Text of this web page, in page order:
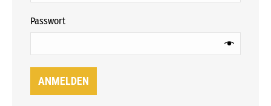
Passwort
ANMELDEN